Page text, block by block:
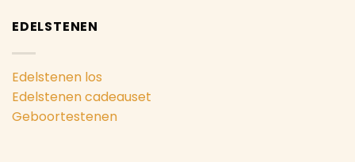
EDELSTENEN
Edelstenen los
Edelstenen cadeauset
Geboortestenen